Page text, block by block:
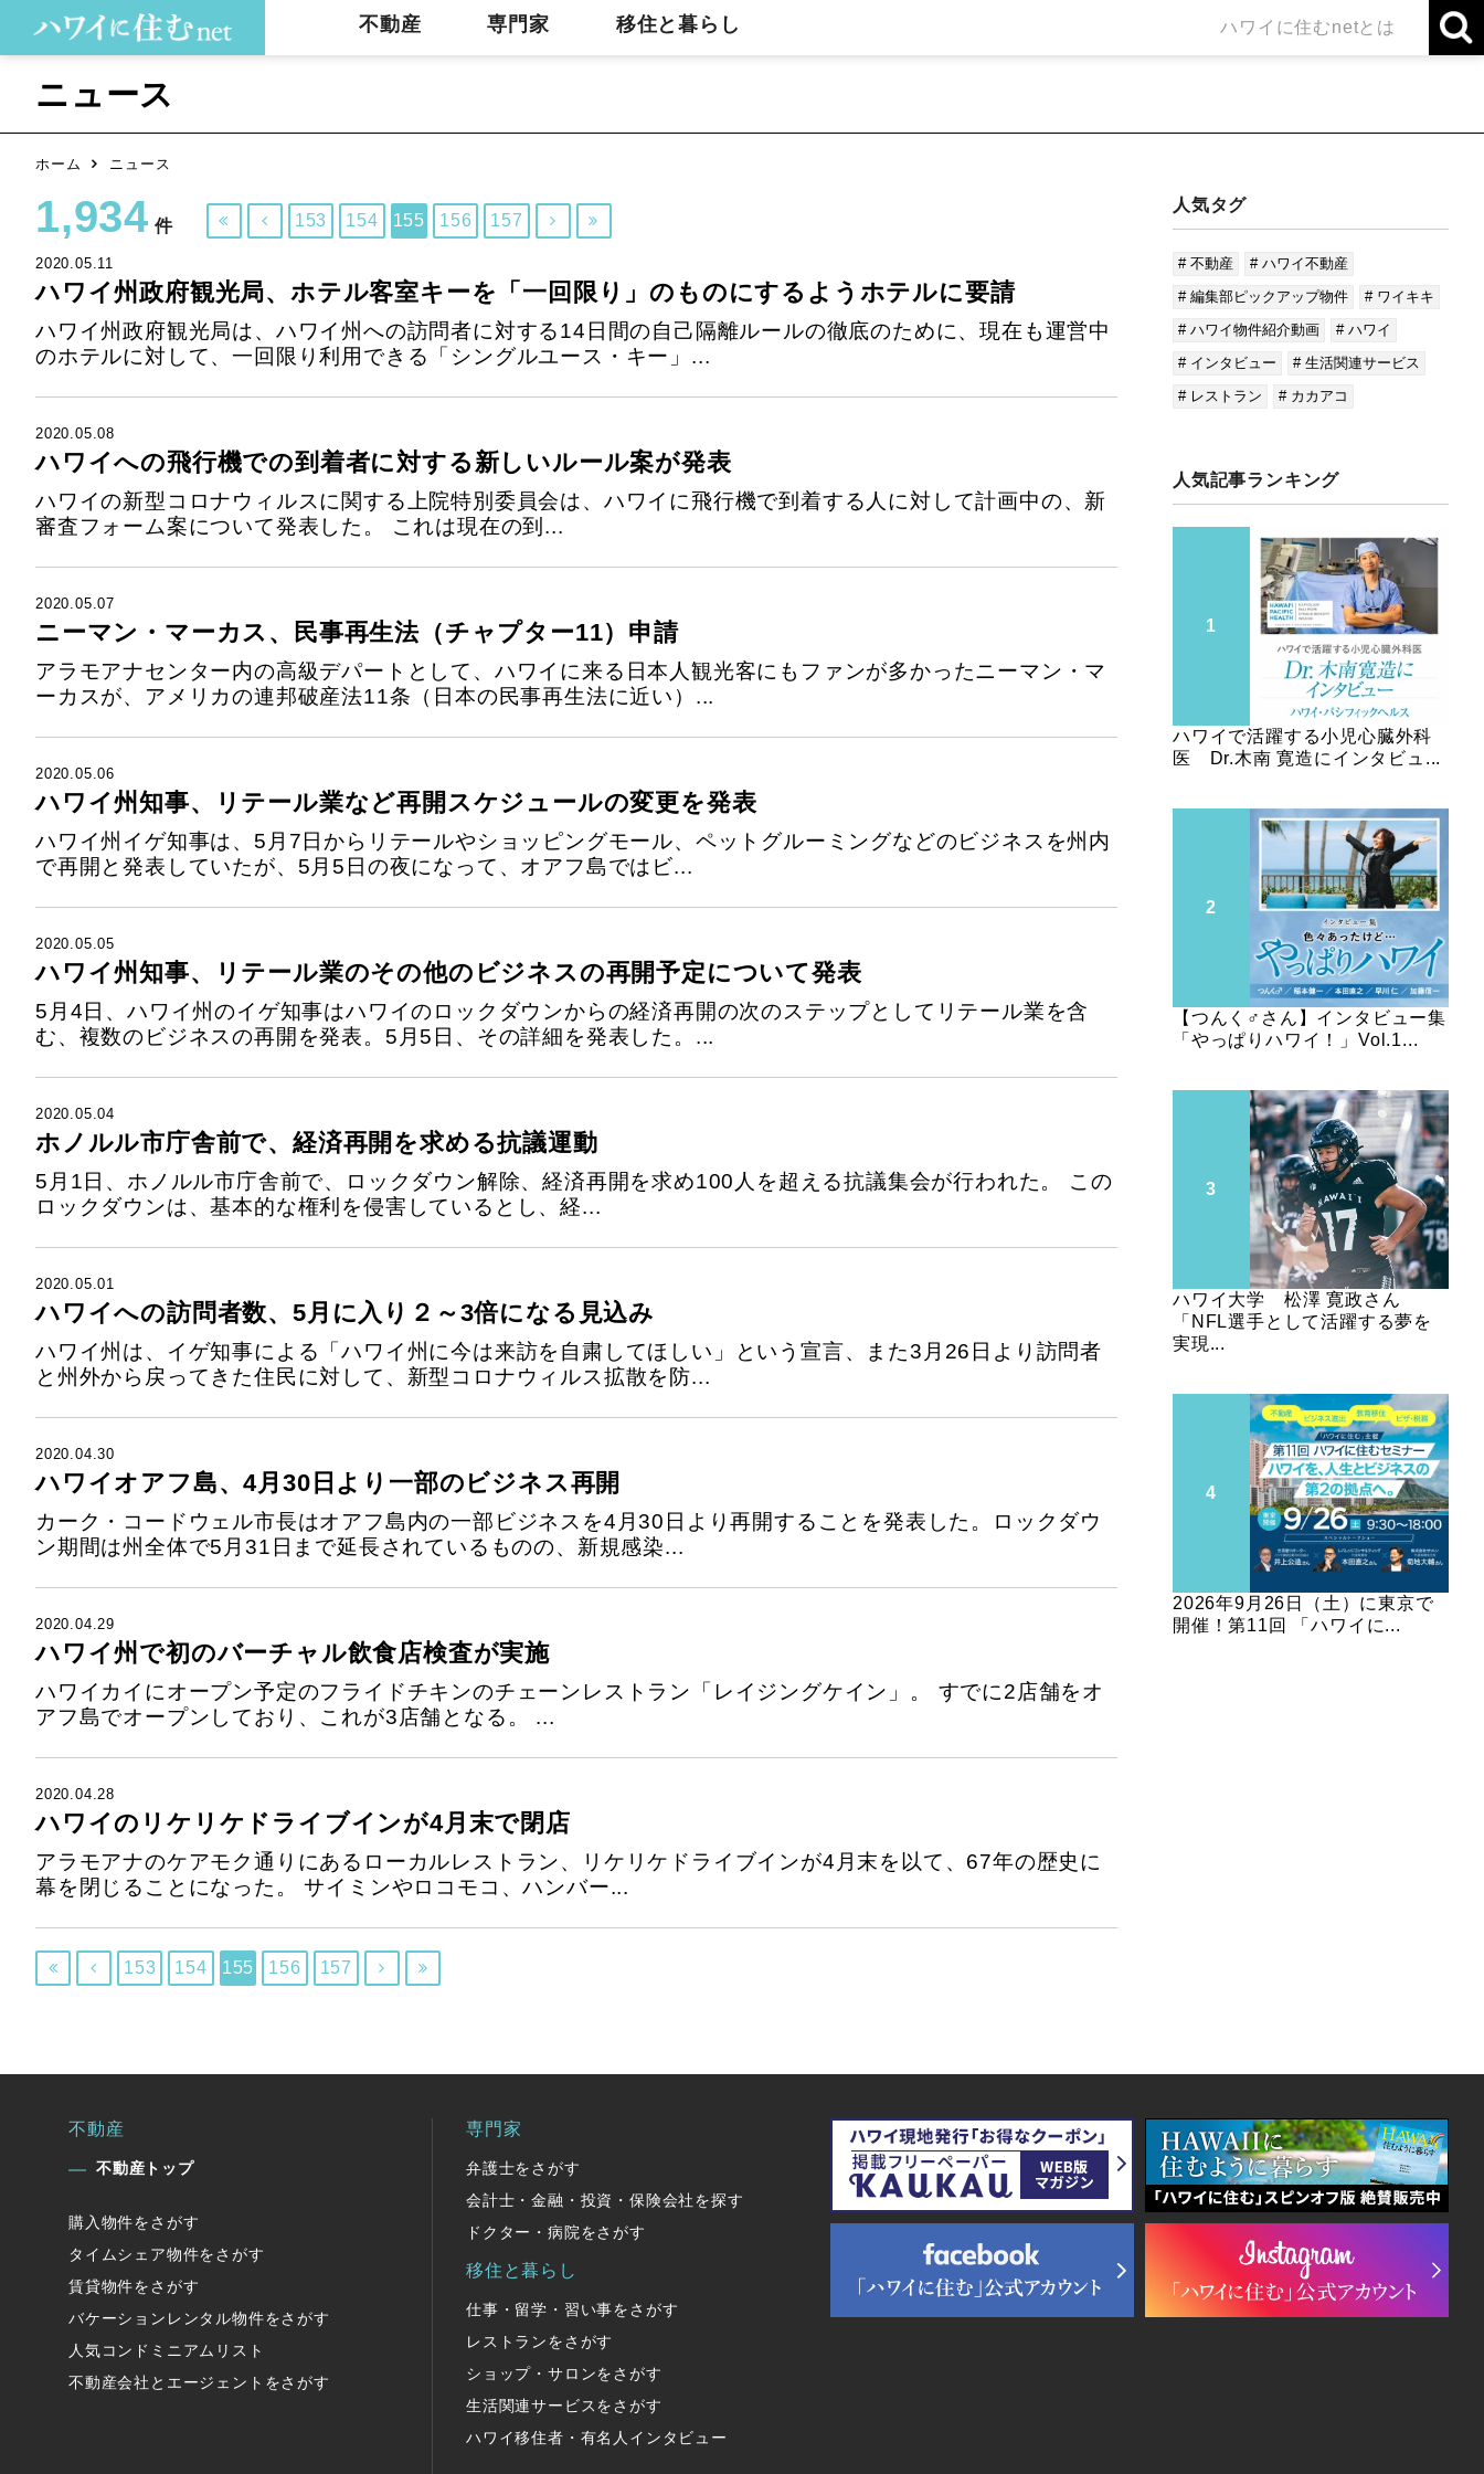
不動産 専門家 移住と暮らし ハワイに住むnetとは
ニュース
ホーム ニュース
1,934 件   153 154 155 156 157  
2020.05.11
ハワイ州政府観光局、ホテル客室キーを「一回限り」のものにするようホテルに要請
ハワイ州政府観光局は、ハワイ州への訪問者に対する14日間の自己隔離ルールの徹底のために、現在も運営中
のホテルに対して、一回限り利用できる「シングルユース・キー」...
2020.05.08
ハワイへの飛行機での到着者に対する新しいルール案が発表
ハワイの新型コロナウィルスに関する上院特別委員会は、ハワイに飛行機で到着する人に対して計画中の、新
審査フォーム案について発表した。 これは現在の到...
2020.05.07
ニーマン・マーカス、民事再生法（チャプター11）申請
アラモアナセンター内の高級デパートとして、ハワイに来る日本人観光客にもファンが多かったニーマン・マ
ーカスが、アメリカの連邦破産法11条（日本の民事再生法に近い）...
2020.05.06
ハワイ州知事、リテール業など再開スケジュールの変更を発表
ハワイ州イゲ知事は、5月7日からリテールやショッピングモール、ペットグルーミングなどのビジネスを州内
で再開と発表していたが、5月5日の夜になって、オアフ島ではビ...
2020.05.05
ハワイ州知事、リテール業のその他のビジネスの再開予定について発表
5月4日、ハワイ州のイゲ知事はハワイのロックダウンからの経済再開の次のステップとしてリテール業を含
む、複数のビジネスの再開を発表。5月5日、その詳細を発表した。...
2020.05.04
ホノルル市庁舎前で、経済再開を求める抗議運動
5月1日、ホノルル市庁舎前で、ロックダウン解除、経済再開を求め100人を超える抗議集会が行われた。 この
ロックダウンは、基本的な権利を侵害しているとし、経...
2020.05.01
ハワイへの訪問者数、5月に入り２～3倍になる見込み
ハワイ州は、イゲ知事による「ハワイ州に今は来訪を自粛してほしい」という宣言、また3月26日より訪問者
と州外から戻ってきた住民に対して、新型コロナウィルス拡散を防...
2020.04.30
ハワイオアフ島、4月30日より一部のビジネス再開
カーク・コードウェル市長はオアフ島内の一部ビジネスを4月30日より再開することを発表した。ロックダウ
ン期間は州全体で5月31日まで延長されているものの、新規感染...
2020.04.29
ハワイ州で初のバーチャル飲食店検査が実施
ハワイカイにオープン予定のフライドチキンのチェーンレストラン「レイジングケイン」。 すでに2店舗をオ
アフ島でオープンしており、これが3店舗となる。 ...
2020.04.28
ハワイのリケリケドライブインが4月末で閉店
アラモアナのケアモク通りにあるローカルレストラン、リケリケドライブインが4月末を以て、67年の歴史に
幕を閉じることになった。 サイミンやロコモコ、ハンバー...
  153 154 155 156 157  
人気タグ
# 不動産
# ハワイ不動産
# 編集部ピックアップ物件
# ワイキキ
# ハワイ物件紹介動画
# ハワイ
# インタビュー
# 生活関連サービス
# レストラン
# カカアコ
人気記事ランキング
ハワイで活躍する小児心臓外科
医 Dr.木南 寛造にインタビュ...
【つんく♂さん】インタビュー集
「やっぱりハワイ！」Vol.1...
ハワイ大学 松澤 寛政さん
「NFL選手として活躍する夢を
実現...
2026年9月26日（土）に東京で
開催！第11回 「ハワイに...
不動産
不動産トップ
購入物件をさがす
タイムシェア物件をさがす
賃貸物件をさがす
バケーションレンタル物件をさがす
人気コンドミニアムリスト
不動産会社とエージェントをさがす
専門家
弁護士をさがす
会計士・金融・投資・保険会社を探す
ドクター・病院をさがす
移住と暮らし
仕事・留学・習い事をさがす
レストランをさがす
ショップ・サロンをさがす
生活関連サービスをさがす
ハワイ移住者・有名人インタビュー